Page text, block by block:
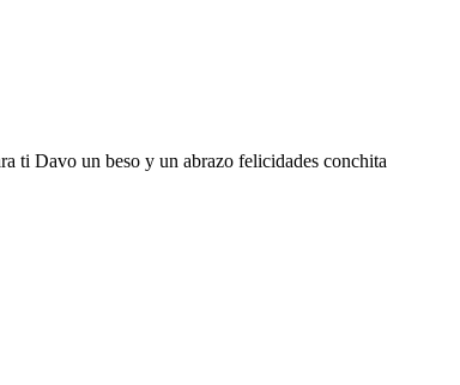
ti Davo un beso y un abrazo felicidades conchita